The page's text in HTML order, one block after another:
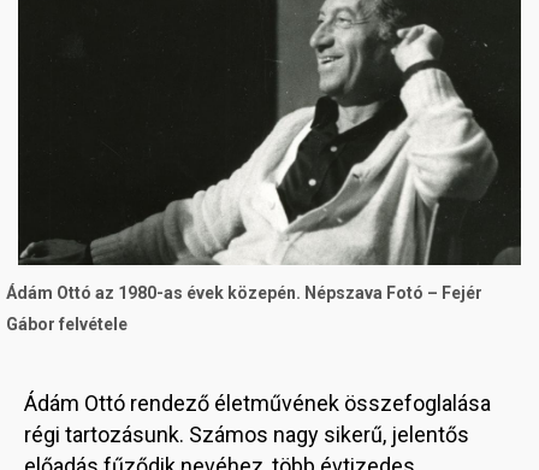
Ádám Ottó az 1980-as évek közepén. Népszava Fotó – Fejér
Gábor felvétele
Ádám Ottó rendező életművének összefoglalása
régi tartozásunk. Számos nagy sikerű, jelentős